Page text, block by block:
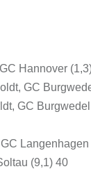
Hannover
GC
GC
(9,1) 40